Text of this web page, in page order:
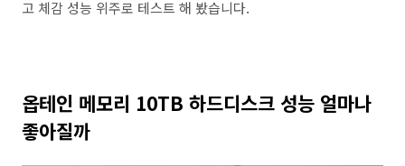
고 체감 성능 위주로 테스트 해 봤습니다.
옵테인 메모리 10TB 하드디스크 성능 얼마나
좋아질까